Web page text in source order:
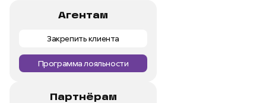
Агентам
Закрепить клиента
Программа лояльности
Партнёрам